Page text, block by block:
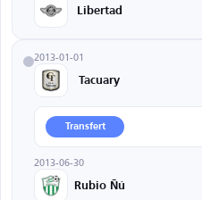
Libertad
2013-01-01
Tacuary
Transfert
2013-06-30
Rubio Ñú